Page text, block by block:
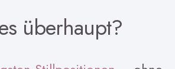
überhaupt?